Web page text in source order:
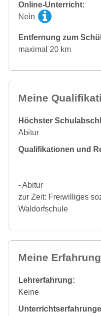
Online-Unterricht:
Nein
Entfernung zum
maximal 20 km
Meine
Höchster
Abitur
Qualifikationen und
- Abitur
zur Zeit: Freiwilliges
Waldorfschule
Meine Erfahrung
Lehrerfahrung:
Keine